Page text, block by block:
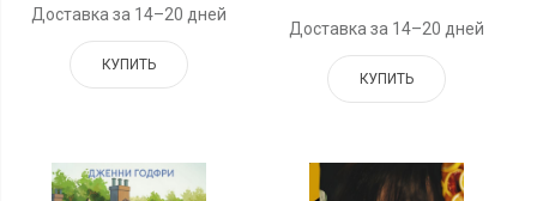
Доставка за 14–20 дней
КУПИТЬ
Доставка за 14–20 дней
КУПИТЬ